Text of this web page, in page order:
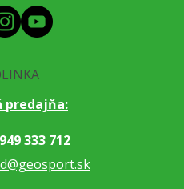
predajňa:
333 712